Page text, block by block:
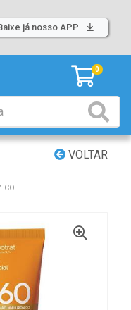
já nosso APP
0
VOLTAR
CO